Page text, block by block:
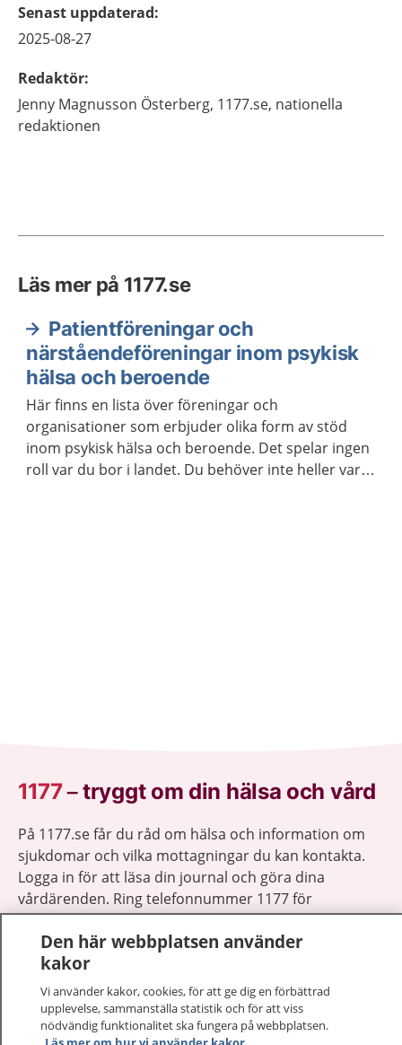
Senast uppdaterad:
2025-08-27
Redaktör:
Jenny Magnusson Österberg, 1177.se, nationella
redaktionen
Läs mer på 1177.se
Patientföreningar och
närståendeföreningar inom psykisk
hälsa och beroende
Här finns en lista över föreningar och
organisationer som erbjuder olika form av stöd
inom psykisk hälsa och beroende. Det spelar ingen
roll var du bor i landet. Du behöver inte heller vara
1177–tryggt om din hälsa och vård
På 1177.se får du råd om hälsa och information om
sjukdomar och vilka mottagningar du kan kontakta.
Logga in för att läsa din journal och göra dina
vårdärenden. Ring telefonnummer 1177 för
sjukvårdsrådgivning dygnet runt.
1177 ger dig råd när du vill må bättre.
Den här webbplatsen använder
kakor
Vi använder kakor, cookies, för att ge dig en förbättrad
upplevelse, sammanställa statistik och för att viss
nödvändig funktionalitet ska fungera på webbplatsen.